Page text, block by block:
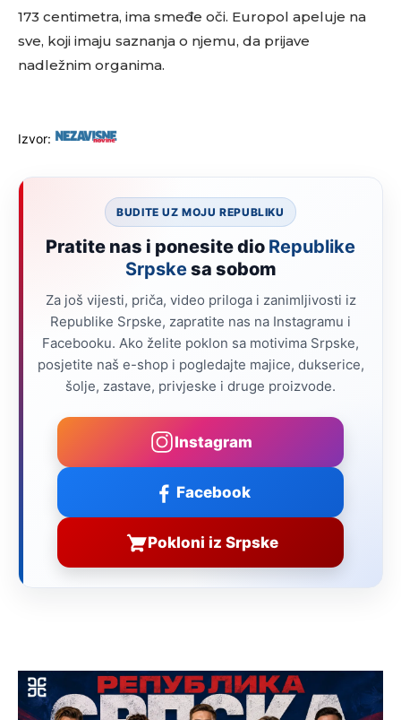
173 centimetra, ima smeđe oči. Europol apeluje na
sve, koji imaju saznanja o njemu, da prijave
nadležnim organima.
Izvor:
BUDITE UZ MOJU REPUBLIKU
Pratite nas i ponesite dio Republike
Srpskesa sobom
Za još vijesti, priča, video priloga i zanimljivosti iz
Republike Srpske, zapratite nas na Instagramu i
Facebooku. Ako želite poklon sa motivima Srpske,
posjetite naš e-shop i pogledajte majice, dukserice,
šolje, zastave, privjeske i druge proizvode.
Instagram
Facebook
Pokloni iz Srpske